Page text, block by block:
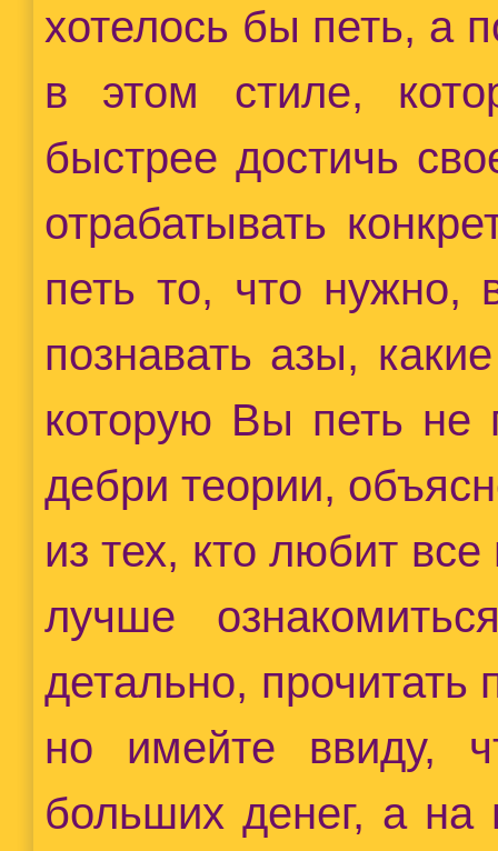
хотелось бы петь, а
в этом стиле,
быстрее достичь
отрабатывать
петь то, что нужно,
познавать азы,
которую Вы петь не
дебри теории,
из тех, кто любит все
лучше
детально, прочитать
но имейте ввиду,
больших денег, а